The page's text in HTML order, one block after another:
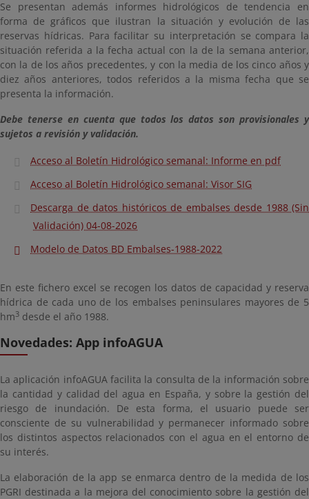
Se presentan además informes hidrológicos de tendencia en
forma de gráficos que ilustran la situación y evolución de las
reservas hídricas. Para facilitar su interpretación se compara la
situación referida a la fecha actual con la de la semana anterior,
con la de los años precedentes, y con la media de los cinco años y
diez años anteriores, todos referidos a la misma fecha que se
presenta la información.
Debe tenerse en cuenta que todos los datos son provisionales y
sujetos a revisión y validación.
Acceso al Boletín Hidrológico semanal: Informe en pdf
Acceso al Boletín Hidrológico semanal: Visor SIG
Descarga de datos históricos de embalses desde 1988 (Sin
Validación) 04-08-2026
Modelo de Datos BD Embalses-1988-2022
En este fichero excel se recogen los datos de capacidad y reserva
hídrica de cada uno de los embalses peninsulares mayores de 5
hm3 desde el año 1988.
Novedades: App infoAGUA
La aplicación infoAGUA facilita la consulta de la información sobre
la cantidad y calidad del agua en España, y sobre la gestión del
riesgo de inundación. De esta forma, el usuario puede ser
consciente de su vulnerabilidad y permanecer informado sobre
los distintos aspectos relacionados con el agua en el entorno de
su interés.
La elaboración de la app se enmarca dentro de la medida de los
PGRI destinada a la mejora del conocimiento sobre la gestión del